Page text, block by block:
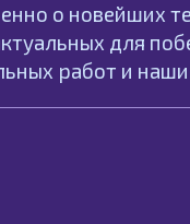
о новейших
для
работ и